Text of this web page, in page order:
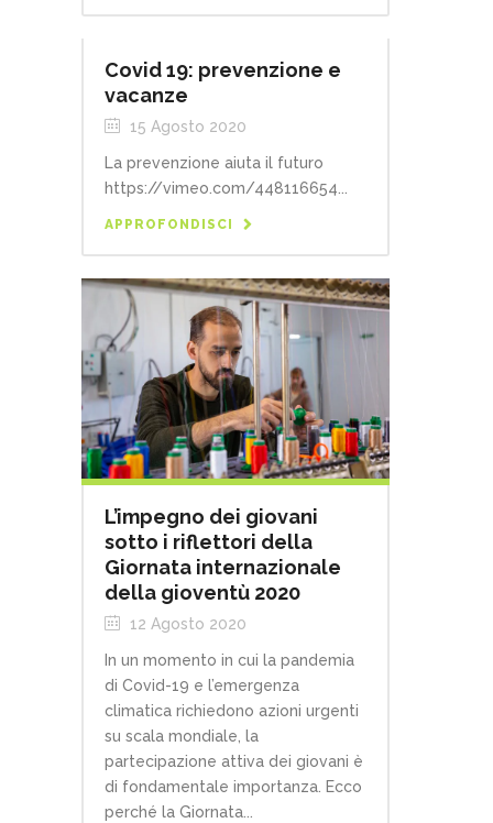
Covid 19: prevenzione e
vacanze
15 Agosto 2020
La prevenzione aiuta il futuro
https://vimeo.com/448116654...
APPROFONDISCI
L’impegno dei giovani
sotto i riflettori della
Giornata internazionale
della gioventù 2020
12 Agosto 2020
In un momento in cui la pandemia
di Covid-19 e l’emergenza
climatica richiedono azioni urgenti
su scala mondiale, la
partecipazione attiva dei giovani è
di fondamentale importanza. Ecco
perché la Giornata...